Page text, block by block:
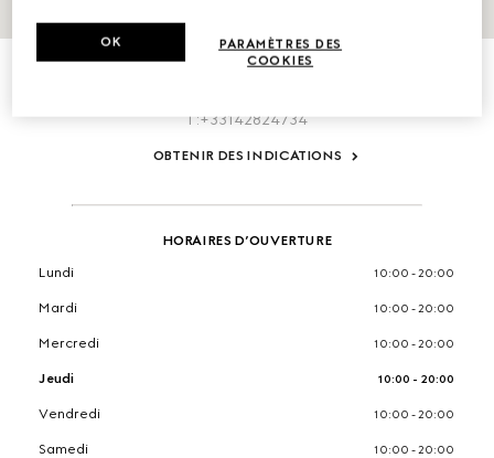
INFORMATIONS
Printemps, 2/F 64 Boulevard Haussmann
T:+33142824734
OBTENIR DES INDICATIONS
HORAIRES D’OUVERTURE
Lundi 10:00 - 20:00
Mardi 10:00 - 20:00
Mercredi 10:00 - 20:00
Jeudi 10:00 - 20:00
Vendredi 10:00 - 20:00
Samedi 10:00 - 20:00
PARAMÈTRES DES
COOKIES
OK